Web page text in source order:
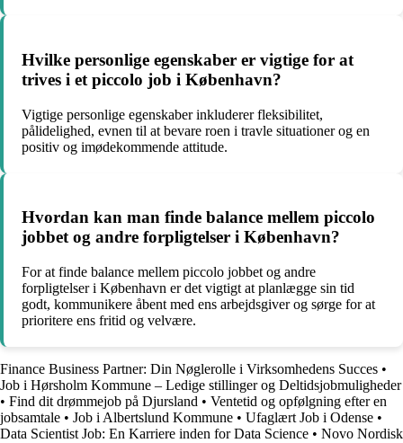
Hvilke personlige egenskaber er vigtige for at
trives i et piccolo job i København?
Vigtige personlige egenskaber inkluderer fleksibilitet,
pålidelighed, evnen til at bevare roen i travle situationer og en
positiv og imødekommende attitude.
Hvordan kan man finde balance mellem piccolo
jobbet og andre forpligtelser i København?
For at finde balance mellem piccolo jobbet og andre
forpligtelser i København er det vigtigt at planlægge sin tid
godt, kommunikere åbent med ens arbejdsgiver og sørge for at
prioritere ens fritid og velvære.
Finance Business Partner: Din Nøglerolle i Virksomhedens Succes •
Job i Hørsholm Kommune – Ledige stillinger og Deltidsjobmuligheder
• Find dit drømmejob på Djursland • Ventetid og opfølgning efter en
jobsamtale • Job i Albertslund Kommune • Ufaglært Job i Odense •
Data Scientist Job: En Karriere inden for Data Science • Novo Nordisk